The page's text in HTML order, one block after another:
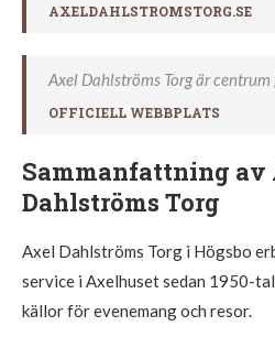
AXELDAHLSTROMSTORG.SE
Axel Dahlströms Torg är
OFFICIELL WEBBPLATS
Sammanfattning av
Dahlströms Torg
Axel Dahlströms Torg i Högsbo
service i Axelhuset sedan 1950-
källor för evenemang och resor.